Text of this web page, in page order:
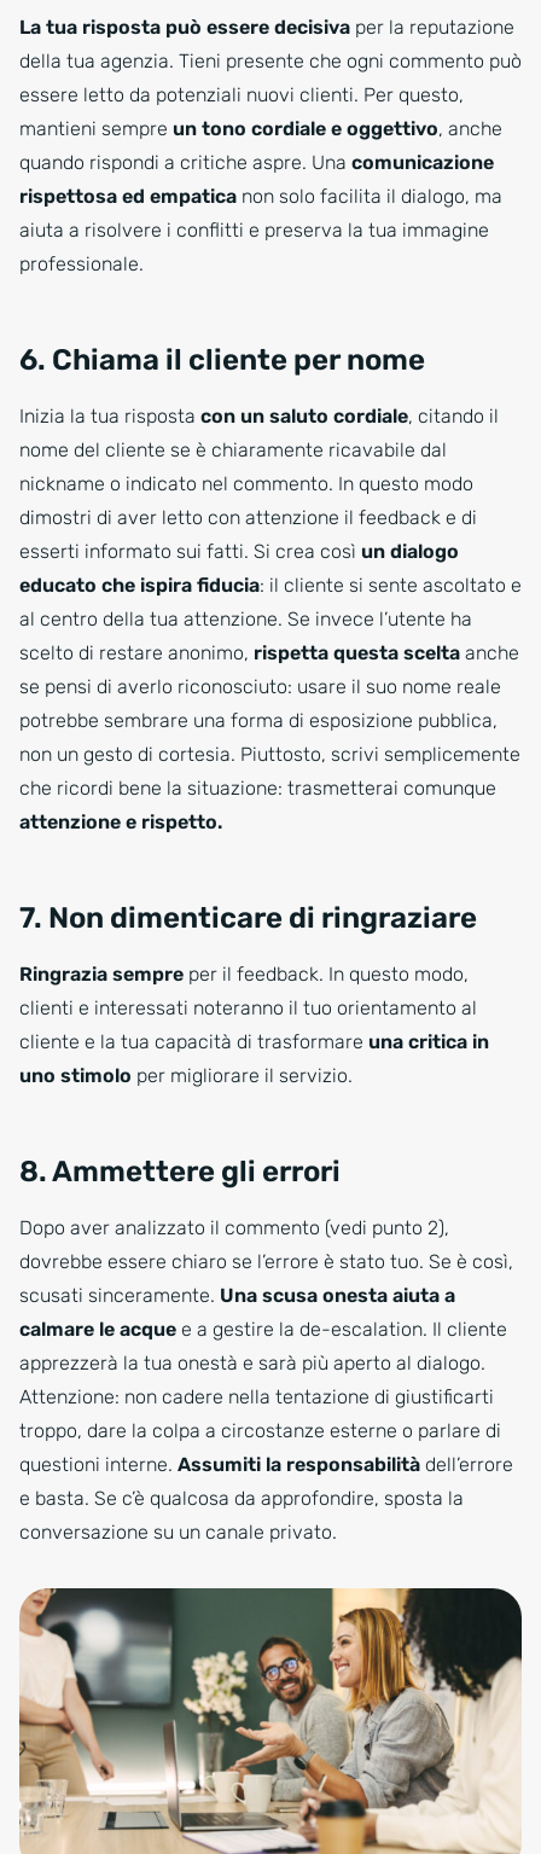
La tua risposta può essere decisiva per la reputazione
della tua agenzia. Tieni presente che ogni commento può
essere letto da potenziali nuovi clienti. Per questo,
mantieni sempre un tono cordiale e oggettivo, anche
quando rispondi a critiche aspre. Una comunicazione
rispettosa ed empatica non solo facilita il dialogo, ma
aiuta a risolvere i conflitti e preserva la tua immagine
professionale.
6. Chiama il cliente per nome
Inizia la tua risposta con un saluto cordiale, citando il
nome del cliente se è chiaramente ricavabile dal
nickname o indicato nel commento. In questo modo
dimostri di aver letto con attenzione il feedback e di
esserti informato sui fatti. Si crea così un dialogo
educato che ispira fiducia: il cliente si sente ascoltato e
al centro della tua attenzione. Se invece l’utente ha
scelto di restare anonimo, rispetta questa scelta anche
se pensi di averlo riconosciuto: usare il suo nome reale
potrebbe sembrare una forma di esposizione pubblica,
non un gesto di cortesia. Piuttosto, scrivi semplicemente
che ricordi bene la situazione: trasmetterai comunque
attenzione e rispetto.
7. Non dimenticare di ringraziare
Ringrazia sempre per il feedback. In questo modo,
clienti e interessati noteranno il tuo orientamento al
cliente e la tua capacità di trasformare una critica in
uno stimolo per migliorare il servizio.
8. Ammettere gli errori
Dopo aver analizzato il commento (vedi punto 2),
dovrebbe essere chiaro se l’errore è stato tuo. Se è così,
scusati sinceramente. Una scusa onesta aiuta a
calmare le acque e a gestire la de-escalation. Il cliente
apprezzerà la tua onestà e sarà più aperto al dialogo.
Attenzione: non cadere nella tentazione di giustificarti
troppo, dare la colpa a circostanze esterne o parlare di
questioni interne. Assumiti la responsabilità dell’errore
e basta. Se c’è qualcosa da approfondire, sposta la
conversazione su un canale privato.